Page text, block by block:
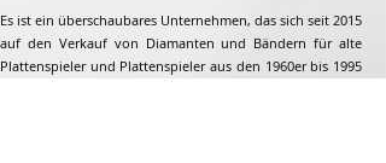
Es ist ein überschaubares Unternehmen, das sich seit 2015
auf den Verkauf von Diamanten und Bändern für alte
Plattenspieler und Plattenspieler aus den 1960er bis 1995